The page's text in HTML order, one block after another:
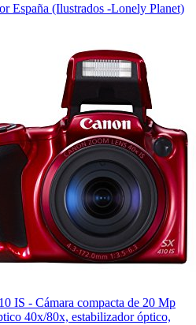
España (Ilustrados -Lonely Planet)
IS - Cámara compacta de 20 Mp
40x/80x, estabilizador óptico,